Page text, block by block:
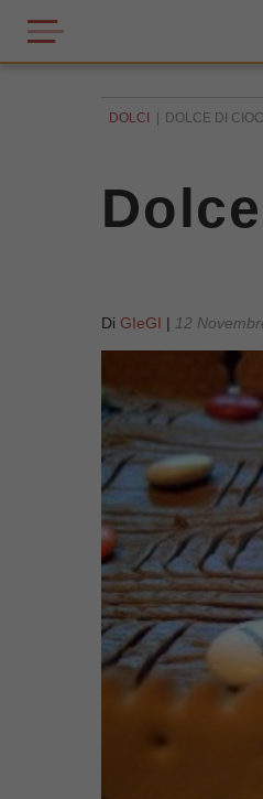
DOLCI DOLCE DI
Di GIeGI | 12